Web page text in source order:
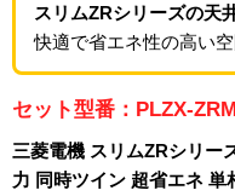
スリムZRシリーズの天
快適で省エネ性の高い
セット型番：PLZX-
三菱電機 スリムZRシリー
力 同時ツイン 超省エネ 単